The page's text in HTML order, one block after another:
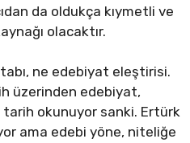
da oldukça kıymetli ve
olacaktır.
ne edebiyat eleştirisi.
üzerinden edebiyat,
okunuyor sanki. Ertürk
ama edebi yöne, niteliğe